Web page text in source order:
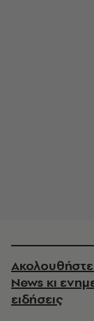
News κι
ειδήσεις